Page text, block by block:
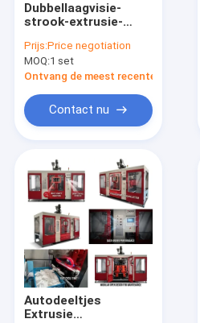
plastic fles schimmel
Plastic Auxiliary Machine
Verpakkende Hulpmachine
aangepaste kunststof
kunststof spuitgietmachine
Het Afgietselmachine van
Het Afgietselmachine van de
pvc-de machine van het
Dubbellaagvisie-
strook-extrusie-
MP100FD
Prijs:Price negotiation
MOQ:1 set
Ontvang de meest recente Prijs
Contact nu
Autodeeltjes
Extrusie